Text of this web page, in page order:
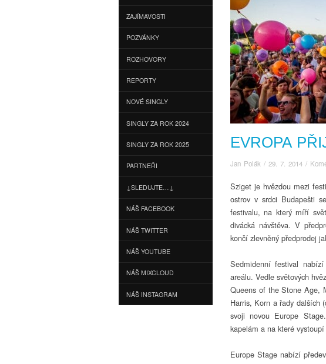
ZAJÍMAVOSTI
POZVÁNKY
ROZHOVORY
REPORTY
NOVÉ SINGLY
SINGLY ZA ROK 2024
SINGLY ZA ROK 2025
PARTNEŘI
↓SLEDUJTE…↓
NÁŠ FACEBOOK
NÁŠ TWITTER
NÁŠ YOUTUBE
NÁŠ MIXCLOUD
NÁŠ INSTAGRAM
EVROPA
Jan Polák / 29. 7. 2014 /
Sziget je hvězdou mezi
ostrov v srdci Budapešti
festivalu, na který míří
divácká návštěva. V
končí zlevněný předprodej
Sedmidenní festival
areálu. Vedle světových
Queens of the Stone Age,
Harris, Korn a řady dalších
svoji novou Europe
kapelám a na které
Europe Stage nabízí